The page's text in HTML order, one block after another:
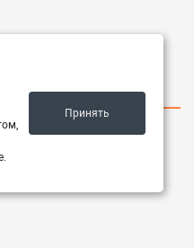
Принять